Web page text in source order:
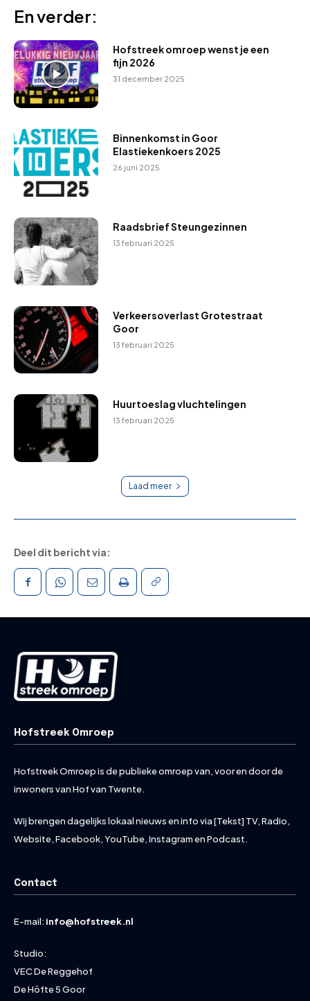
En verder:
Hofstreek omroep wenst je een
fijn 2026
31 december 2025
Binnenkomst in Goor
Elastiekenkoers 2025
26 juni 2025
Raadsbrief Steungezinnen
13 februari 2025
Verkeersoverlast Grotestraat
Goor
13 februari 2025
Huurtoeslag vluchtelingen
13 februari 2025
Laad meer
Deel dit bericht via:
Hofstreek Omroep
Hofstreek Omroep is de publieke omroep van, voor en door de
inwoners van Hof van Twente.
Wij brengen dagelijks lokaal nieuws en info via [Tekst] TV, Radio,
Website, Facebook, YouTube, Instagram en Podcast.
Contact
E-mail: info@hofstreek.nl
Studio:
VEC De Reggehof
De Höfte 5 Goor